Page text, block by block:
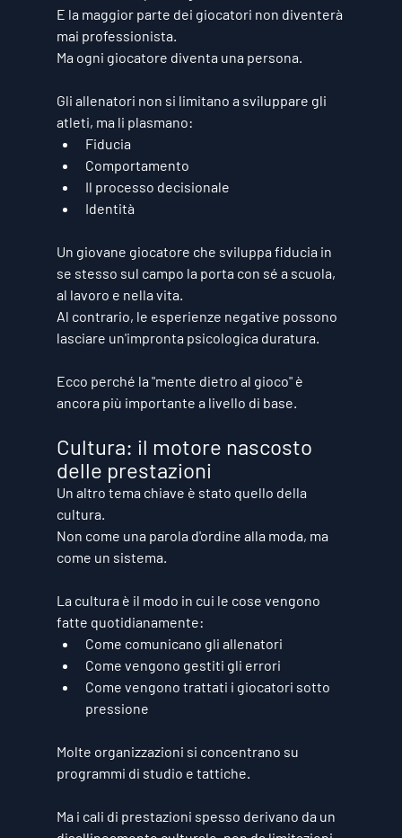
E la maggior parte dei giocatori non diventerà
mai professionista.
Ma ogni giocatore diventa una persona.
Gli allenatori non si limitano a sviluppare gli
atleti, ma li plasmano:
Fiducia
Comportamento
Il processo decisionale
Identità
Un giovane giocatore che sviluppa fiducia in
se stesso sul campo la porta con sé a scuola,
al lavoro e nella vita.
Al contrario, le esperienze negative possono
lasciare un'impronta psicologica duratura.
Ecco perché la "mente dietro al gioco" è
ancora più importante a livello di base.
Cultura: il motore nascosto
delle prestazioni
Un altro tema chiave è stato quello della
cultura.
Non come una parola d'ordine alla moda, ma
come un sistema.
La cultura è il modo in cui le cose vengono
fatte quotidianamente:
Come comunicano gli allenatori
Come vengono gestiti gli errori
Come vengono trattati i giocatori sotto
pressione
Molte organizzazioni si concentrano su
programmi di studio e tattiche.
Ma i cali di prestazioni spesso derivano da un